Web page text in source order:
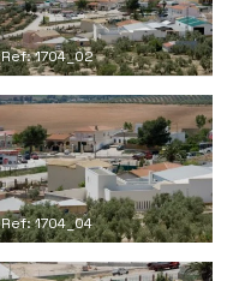
Ref: 1704_02
Ref: 1704_04